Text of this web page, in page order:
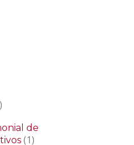
de
(1)